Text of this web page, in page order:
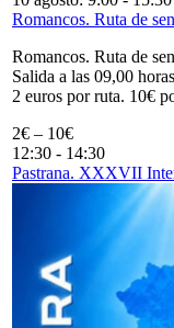
Romancos. Ruta de
Romancos. Ruta de
Salida a las 09,00
2 euros por ruta. 10€
2€ – 10€
12:30 - 14:30
Pastrana. XXXVII